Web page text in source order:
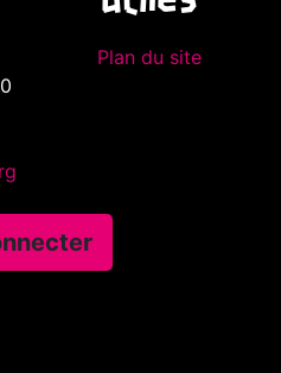
Plan du site